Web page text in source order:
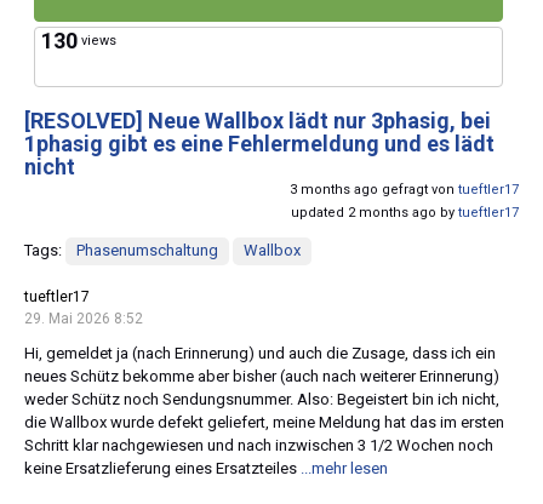
130 views
[RESOLVED] Neue Wallbox lädt nur 3phasig, bei
1phasig gibt es eine Fehlermeldung und es lädt
nicht
3 months ago gefragt von tueftler17
updated 2 months ago by tueftler17
Tags: Phasenumschaltung Wallbox
tueftler17
29. Mai 2026 8:52
Hi, gemeldet ja (nach Erinnerung) und auch die Zusage, dass ich ein
neues Schütz bekomme aber bisher (auch nach weiterer Erinnerung)
weder Schütz noch Sendungsnummer. Also: Begeistert bin ich nicht,
die Wallbox wurde defekt geliefert, meine Meldung hat das im ersten
Schritt klar nachgewiesen und nach inzwischen 3 1/2 Wochen noch
keine Ersatzlieferung eines Ersatzteiles ...mehr lesen